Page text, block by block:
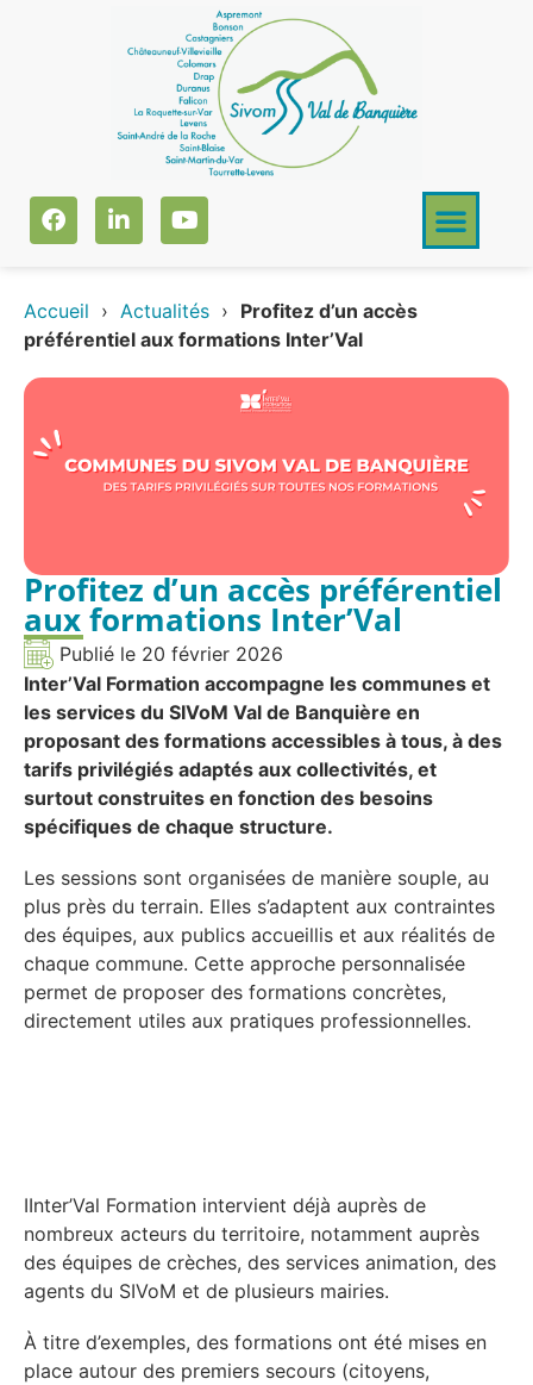
Accueil › Actualités › Profitez d’un accès
préférentiel aux formations Inter’Val
Profitez d’un accès préférentiel
aux formations Inter’Val
Publié le 20 février 2026
Inter’Val Formation accompagne les communes et
les services du SIVoM Val de Banquière en
proposant des formations accessibles à tous, à des
tarifs privilégiés adaptés aux collectivités, et
surtout construites en fonction des besoins
spécifiques de chaque structure.
Les sessions sont organisées de manière souple, au
plus près du terrain. Elles s’adaptent aux contraintes
des équipes, aux publics accueillis et aux réalités de
chaque commune. Cette approche personnalisée
permet de proposer des formations concrètes,
directement utiles aux pratiques professionnelles.
IInter’Val Formation intervient déjà auprès de
nombreux acteurs du territoire, notamment auprès
des équipes de crèches, des services animation, des
agents du SIVoM et de plusieurs mairies.
À titre d’exemples, des formations ont été mises en
place autour des premiers secours (citoyens,